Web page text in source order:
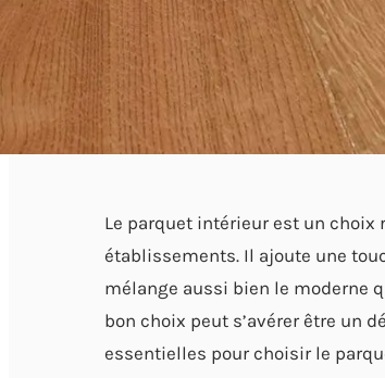
Le parquet intérieur est un choix
établissements. Il ajoute une
mélange aussi bien le moderne
bon choix peut s’avérer être un
essentielles pour choisir le